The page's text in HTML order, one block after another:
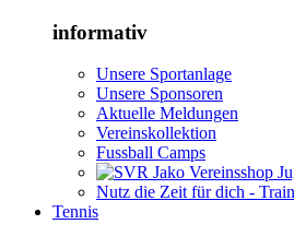
informativ
Unsere Sportanlage
Unsere Sponsoren
Aktuelle Meldungen
Vereinskollektion
Fussball Camps
Nutz die Zeit für dich -
Tennis